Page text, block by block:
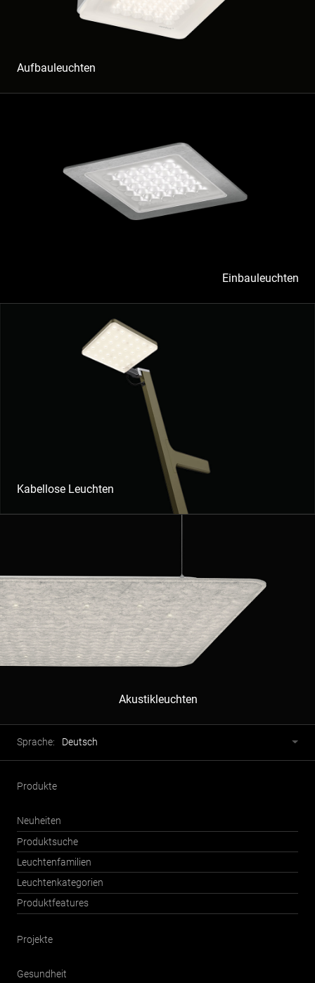
Aufbauleuchten
Einbauleuchten
Kabellose Leuchten
Akustikleuchten
Sprache: Deutsch
Produkte
Neuheiten
Produktsuche
Leuchtenfamilien
Leuchtenkategorien
Produktfeatures
Projekte
Gesundheit